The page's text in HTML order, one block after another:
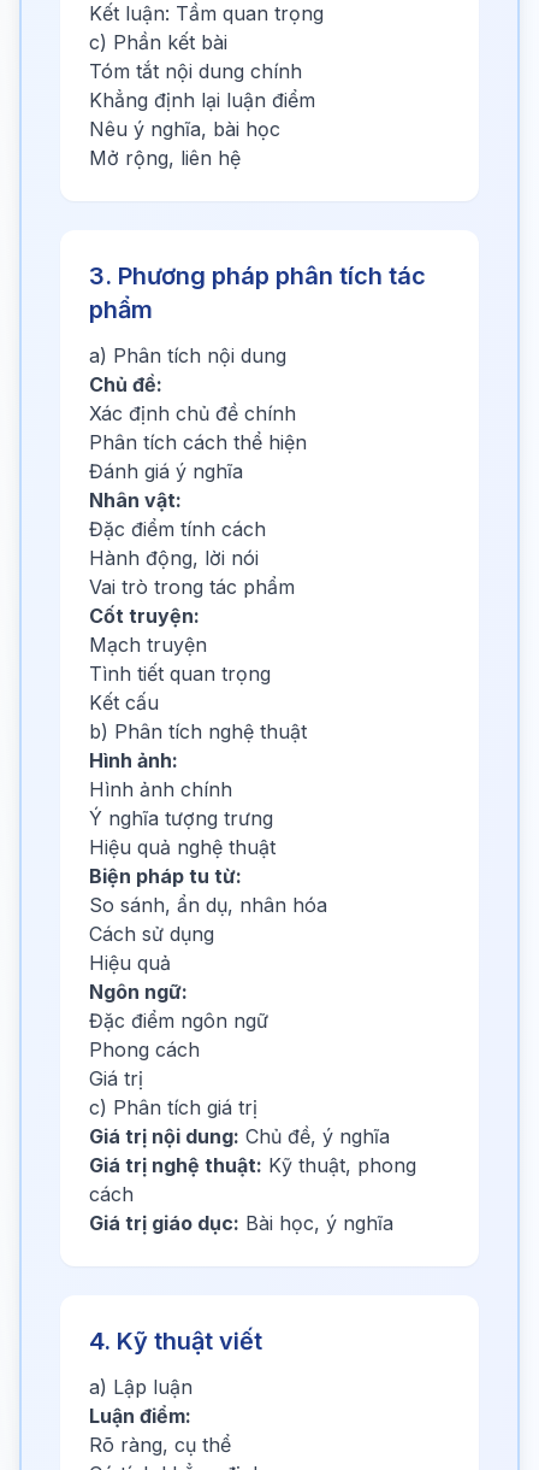
Kết luận: Tầm quan trọng
c) Phần kết bài
Tóm tắt nội dung chính
Khẳng định lại luận điểm
Nêu ý nghĩa, bài học
Mở rộng, liên hệ
3. Phương pháp phân tích tác
phẩm
a) Phân tích nội dung
Chủ đề:
Xác định chủ đề chính
Phân tích cách thể hiện
Đánh giá ý nghĩa
Nhân vật:
Đặc điểm tính cách
Hành động, lời nói
Vai trò trong tác phẩm
Cốt truyện:
Mạch truyện
Tình tiết quan trọng
Kết cấu
b) Phân tích nghệ thuật
Hình ảnh:
Hình ảnh chính
Ý nghĩa tượng trưng
Hiệu quả nghệ thuật
Biện pháp tu từ:
So sánh, ẩn dụ, nhân hóa
Cách sử dụng
Hiệu quả
Ngôn ngữ:
Đặc điểm ngôn ngữ
Phong cách
Giá trị
c) Phân tích giá trị
Giá trị nội dung: Chủ đề, ý nghĩa
Giá trị nghệ thuật: Kỹ thuật, phong
cách
Giá trị giáo dục: Bài học, ý nghĩa
4. Kỹ thuật viết
a) Lập luận
Luận điểm:
Rõ ràng, cụ thể